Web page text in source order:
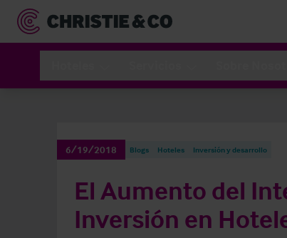
6/19/2018 Blogs Hoteles Inversión y desarrollo
El Aumento del
Inversión en